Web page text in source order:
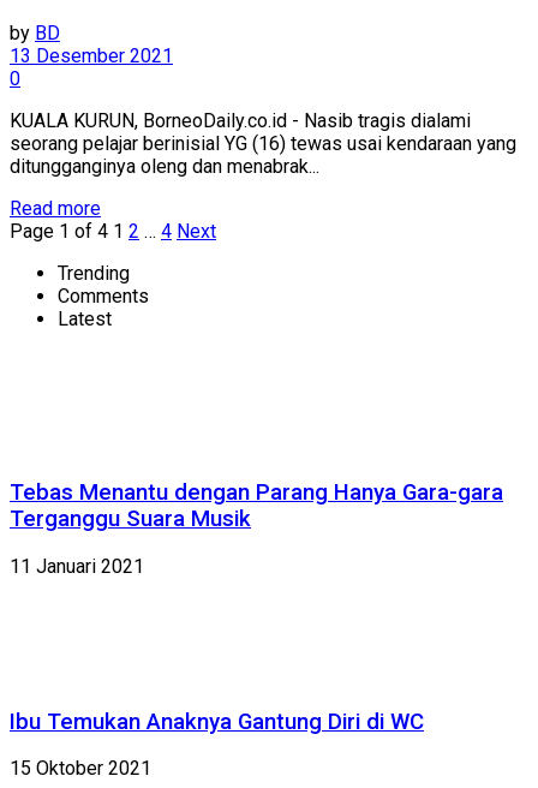
by BD
13 Desember 2021
0
KUALA KURUN, BorneoDaily.co.id - Nasib tragis dialami
seorang pelajar berinisial YG (16) tewas usai kendaraan yang
ditungganginya oleng dan menabrak...
Read more
Page 1 of 4 1 2 … 4 Next
Trending
Comments
Latest
Tebas Menantu dengan Parang Hanya Gara-gara
Terganggu Suara Musik
11 Januari 2021
Ibu Temukan Anaknya Gantung Diri di WC
15 Oktober 2021